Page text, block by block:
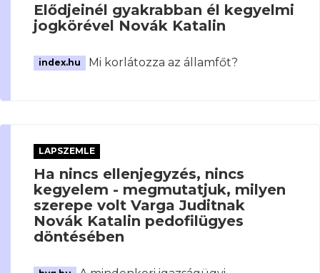
Elődjeinél gyakrabban él kegyelmi
jogkörével Novák Katalin
index.hu Mi korlátozza az államfőt?
LAPSZEMLE
Ha nincs ellenjegyzés, nincs
kegyelem - megmutatjuk, milyen
szerepe volt Varga Juditnak
Novák Katalin pedofilügyes
döntésében